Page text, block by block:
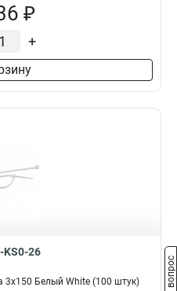
₽
+
KS0-26
3х150 Белый White (100 штук)